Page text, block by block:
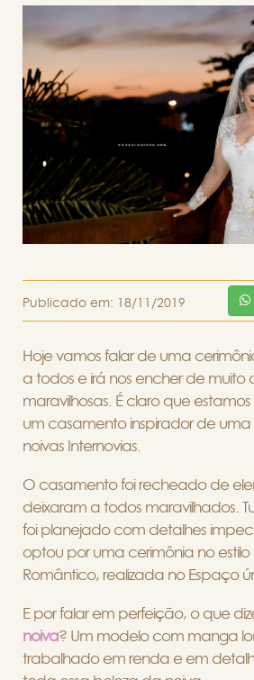
Publicado em: 18/11/2019
Hoje vamos falar de uma
a todos e irá nos encher de muito
maravilhosas. É claro que
um casamento inspirador de uma
noivas Internovias.
O casamento foi recheado de
deixaram a todos maravilhados.
foi planejado com detalhes
optou por uma cerimônia no estilo
Romântico, realizada no Espaço
E por falar em perfeição, o que
noiva? Um modelo com manga
trabalhado em renda e em